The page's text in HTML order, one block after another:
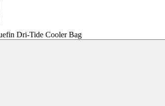
Dri-Tide Cooler Bag